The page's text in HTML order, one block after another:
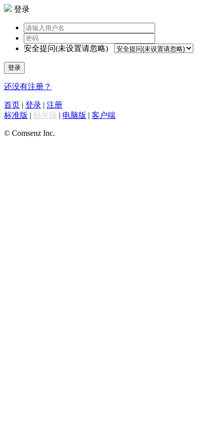
登录
安全提问(未设置请忽略)
登录
还没有注册？
首页 | 登录 | 注册
标准版 | 触屏版 | 电脑版 | 客户端
© Comsenz Inc.